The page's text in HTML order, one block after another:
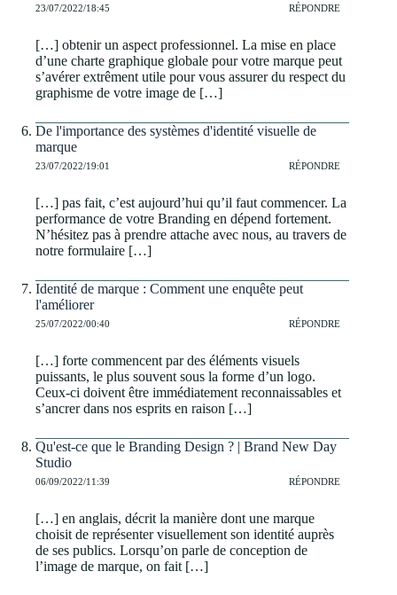
23/07/2022/18:45 RÉPONDRE
[…] obtenir un aspect professionnel. La mise en place
d’une charte graphique globale pour votre marque peut
s’avérer extrêment utile pour vous assurer du respect du
graphisme de votre image de […]
De l'importance des systèmes d'identité visuelle de
marque
23/07/2022/19:01 RÉPONDRE
[…] pas fait, c’est aujourd’hui qu’il faut commencer. La
performance de votre Branding en dépend fortement.
N’hésitez pas à prendre attache avec nous, au travers de
notre formulaire […]
Identité de marque : Comment une enquête peut
l'améliorer
25/07/2022/00:40 RÉPONDRE
[…] forte commencent par des éléments visuels
puissants, le plus souvent sous la forme d’un logo.
Ceux-ci doivent être immédiatement reconnaissables et
s’ancrer dans nos esprits en raison […]
Qu'est-ce que le Branding Design ? | Brand New Day
Studio
06/09/2022/11:39 RÉPONDRE
[…] en anglais, décrit la manière dont une marque
choisit de représenter visuellement son identité auprès
de ses publics. Lorsqu’on parle de conception de
l’image de marque, on fait […]